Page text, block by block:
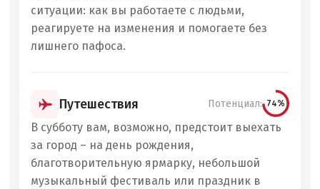
ситуации: как вы работаете с людьми,
реагируете на изменения и помогаете без
лишнего пафоса.
Путешествия Потенциал: 74%
В субботу вам, возможно, предстоит выехать
за город – на день рождения,
благотворительную ярмарку, небольшой
музыкальный фестиваль или праздник в